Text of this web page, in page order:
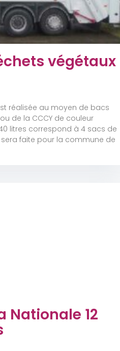
végétaux
réalisée au moyen de bacs
de la CCCY de couleur
litres correspond à 4 sacs de
faite pour la commune de
Nationale 12